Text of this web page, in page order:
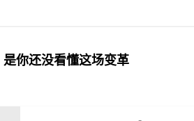
你还没看懂这场变革